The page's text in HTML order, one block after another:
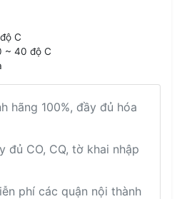
C
~ 40 độ C
hãng 100%, đầy đủ hóa
đủ CO, CQ, tờ khai nhập
phí các quận nội thành